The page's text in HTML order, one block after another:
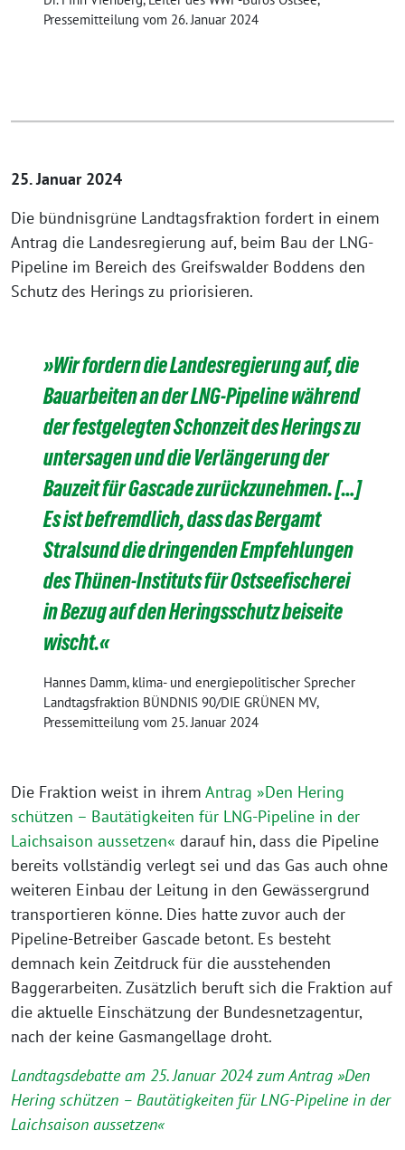
Pressemitteilung vom 26. Januar 2024
25. Januar 2024
Die bündnisgrüne Landtagsfraktion fordert in einem
Antrag die Landesregierung auf, beim Bau der LNG-
Pipeline im Bereich des Greifswalder Boddens den
Schutz des Herings zu priorisieren.
»Wir fordern die Landesregierung auf, die
Bauarbeiten an der LNG-Pipeline während
der festgelegten Schonzeit des Herings zu
untersagen und die Verlängerung der
Bauzeit für Gascade zurückzunehmen. […]
Es ist befremdlich, dass das Bergamt
Stralsund die dringenden Empfehlungen
des Thünen-Instituts für Ostseefischerei
in Bezug auf den Heringsschutz beiseite
wischt.«
Hannes Damm, klima- und energiepolitischer Sprecher
Landtagsfraktion BÜNDNIS 90/DIE GRÜNEN MV,
Pressemitteilung vom 25. Januar 2024
Die Fraktion weist in ihrem Antrag »Den Hering
schützen – Bautätigkeiten für LNG-Pipeline in der
Laichsaison aussetzen« darauf hin, dass die Pipeline
bereits vollständig verlegt sei und das Gas auch ohne
weiteren Einbau der Leitung in den Gewässergrund
transportieren könne. Dies hatte zuvor auch der
Pipeline-Betreiber Gascade betont. Es besteht
demnach kein Zeitdruck für die ausstehenden
Baggerarbeiten. Zusätzlich beruft sich die Fraktion auf
die aktuelle Einschätzung der Bundesnetzagentur,
nach der keine Gasmangellage droht.
Landtagsdebatte am 25. Januar 2024 zum Antrag »Den
Hering schützen – Bautätigkeiten für LNG-Pipeline in der
Laichsaison aussetzen«